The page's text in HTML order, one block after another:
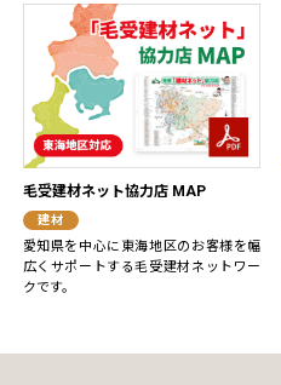
毛受建材ネット協力店 MAP
建材
愛知県を中心に東海地区のお客様を幅
広くサポートする毛受建材ネットワー
クです。